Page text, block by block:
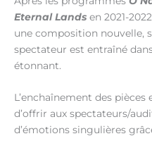
Eternal Lands en 2021-
une composition nouvelle,
spectateur est entraîné
étonnant.
L’enchaînement des
d’offrir aux spectateurs/
d’émotions singulières